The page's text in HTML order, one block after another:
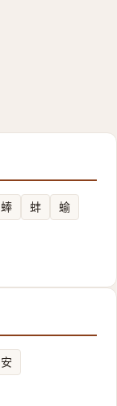
蜯 蚌
蝓
安